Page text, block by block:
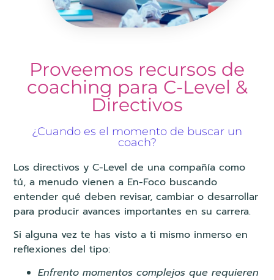
Proveemos recursos de
coaching para C-Level &
Directivos
¿Cuando es el momento de buscar un
coach?
Los directivos y C-Level de una compañía como
tú, a menudo vienen a En-Foco buscando
entender qué deben revisar, cambiar o desarrollar
para producir avances importantes en su carrera.
Si alguna vez te has visto a ti mismo inmerso en
reflexiones del tipo:
Enfrento momentos complejos que requieren